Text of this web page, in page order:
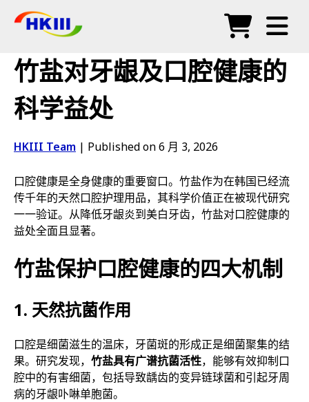
常见问题
授权代理
商店
竹盐对牙龈及口腔健康的
科学益处
HKIII Team | Published on 6 月 3, 2026
口腔健康是全身健康的重要窗口。竹盐作为在韩国已经流
传千年的天然口腔护理用品，其科学价值正在被现代研究
一一验证。从降低牙龈炎到美白牙齿，竹盐对口腔健康的
益处全面且显著。
竹盐保护口腔健康的四大机制
1. 天然抗菌作用
口腔是细菌滋生的温床，牙菌斑的形成正是细菌聚集的结
果。研究发现， 竹盐具有广谱抗菌活性，能够有效抑制口
腔中的有害细菌，包括导致龋齿的变异链球菌和引起牙周
病的牙龈卟啉单胞菌。